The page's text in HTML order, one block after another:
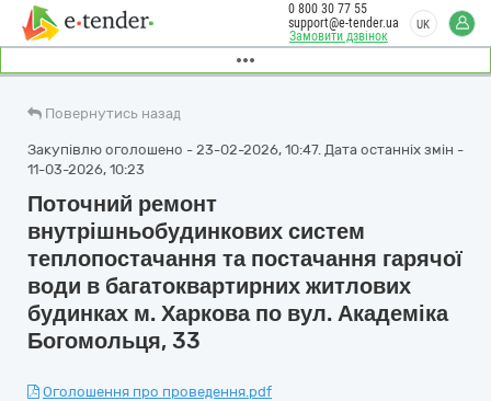
Замовити дзвінок
0 800 30 77 55
support@e-tender.ua
UK
Повернутись назад
Закупівлю оголошено - 23-02-2026, 10:47. Дата останніх змін -
11-03-2026, 10:23
Поточний ремонт
внутрішньобудинкових систем
теплопостачання та постачання гарячої
води в багатоквартирних житлових
будинках м. Харкова по вул. Академіка
Богомольця, 33
Оголошення про проведення.pdf